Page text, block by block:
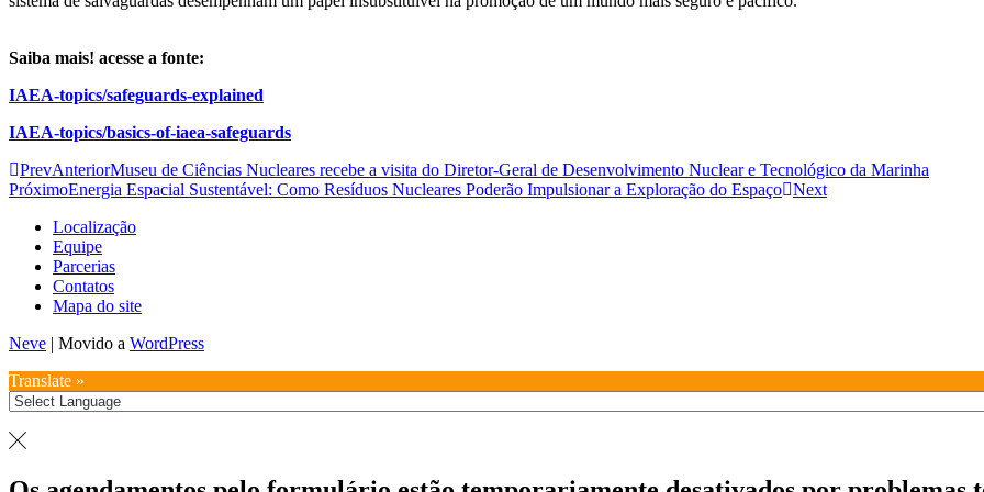
Saiba mais! acesse a fonte:
IAEA-topics/safeguards-explained
IAEA-topics/basics-of-iaea-safeguards
PrevAnteriorMuseu de Ciências Nucleares recebe a visita do Diretor-Geral de Desenvolvimento Nuclear e Tecnológico da Marinha
PróximoEnergia Espacial Sustentável: Como Resíduos Nucleares Poderão Impulsionar a Exploração do Espaço Next
Localização
Equipe
Parcerias
Contatos
Mapa do site
Neve | Movido a WordPress
Translate »